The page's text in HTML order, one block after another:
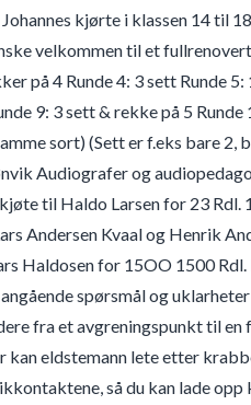
kjørte i klassen 14 til
velkommen til et
på 4 Runde 4: 3 sett Runde
9: 3 sett & rekke på 5
sort) (Sett er f.eks bare 2,
Audiografer og
til Haldo Larsen for 23 Rdl.
Andersen Kvaal og Henrik
Haldosen for 15OO 1500
angående spørsmål og
fra et avgreningspunkt til
kan eldstemann lete etter
så du kan lade